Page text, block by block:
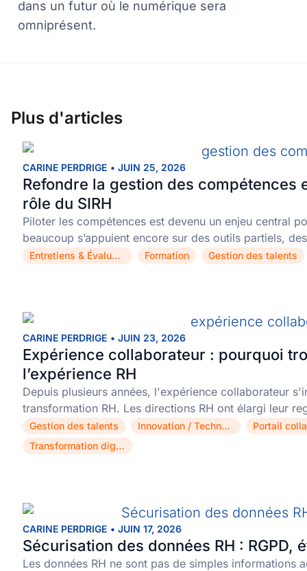
dans un futur où le numérique sera
omniprésent.
Plus d'articles
CARINE PERDRIGE • JUIN 25, 2026
Refondre la gestion des compétences
rôle du SIRH
Piloter les compétences est devenu un enjeu central
beaucoup s’appuient encore sur des outils partiels,
Entretiens & Évaluations , Formation , Gestion des talents
CARINE PERDRIGE • JUIN 23, 2026
Expérience collaborateur : pourquoi
l’expérience RH
Depuis plusieurs années, l'expérience collaborateur
transformation RH. Les directions RH ont élargi leur
Gestion des talents , Innovation / Technologie ,
Portail
Transformation digitale
CARINE PERDRIGE • JUIN 17, 2026
Sécurisation des données RH : RGPD,
Les données RH ne sont pas de simples informations